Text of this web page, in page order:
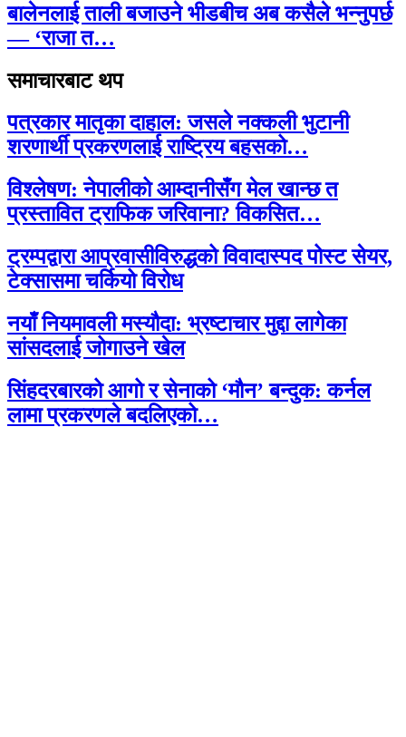
बालेनलाई ताली बजाउने भीडबीच अब कसैले भन्नुपर्छ
— ‘राजा त…
समाचारबाट थप
पत्रकार मातृका दाहाल: जसले नक्कली भुटानी
शरणार्थी प्रकरणलाई राष्ट्रिय बहसको…
विश्लेषण: नेपालीको आम्दानीसँग मेल खान्छ त
प्रस्तावित ट्राफिक जरिवाना? विकसित…
ट्रम्पद्वारा आप्रवासीविरुद्धको विवादास्पद पोस्ट सेयर,
टेक्सासमा चर्कियो विरोध
नयाँ नियमावली मस्यौदा: भ्रष्टाचार मुद्दा लागेका
सांसदलाई जोगाउने खेल
सिंहदरबारको आगो र सेनाको ‘मौन’ बन्दुक: कर्नल
लामा प्रकरणले बदलिएको…